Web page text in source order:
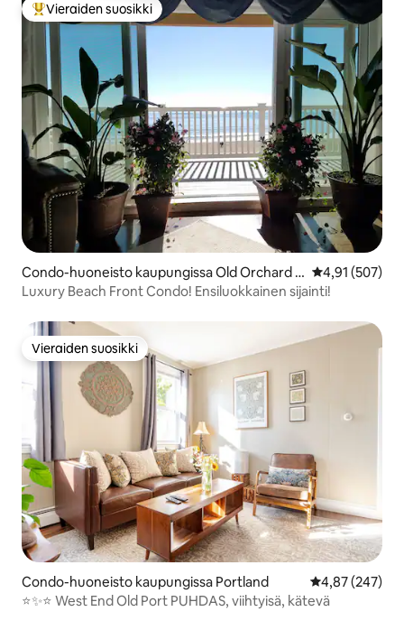
Vieraiden suosikkien parhaimmistoa
Vieraiden suosikki
Condo-huoneisto kaupungissa Old Orchard B
each
4,91 (507)
Luxury Beach Front Condo! Ensiluokkainen sijainti!
Vieraiden suosikki
Vieraiden suosikki
Condo-huoneisto kaupungissa Portland
4,87 (247)
⭐️✨⭐️ West End Old Port PUHDAS, viihtyisä, kätevä